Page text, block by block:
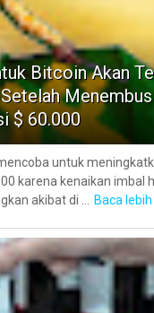
Bitcoin Akan
$ 60.000
untuk
karena kenaikan imbal
akibat di ...
Baca